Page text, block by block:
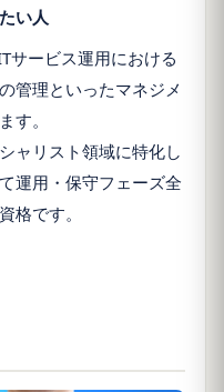
い人
サービス運用における
管理といったマネジメ
す。
ャリスト領域に特化し
運用・保守フェーズ全
格です。